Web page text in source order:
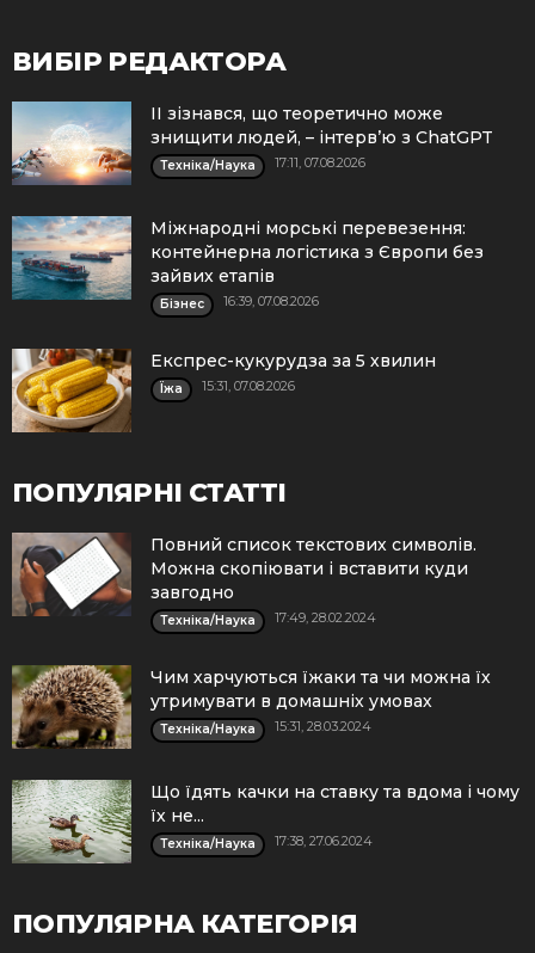
ВИБІР РЕДАКТОРА
ІІ зізнався, що теоретично може
знищити людей, – інтерв’ю з ChatGPT
Техніка/Наука 17:11, 07.08.2026
Міжнародні морські перевезення:
контейнерна логістика з Європи без
зайвих етапів
Бізнес 16:39, 07.08.2026
Експрес-кукурудза за 5 хвилин
Їжа 15:31, 07.08.2026
ПОПУЛЯРНІ СТАТТІ
Повний список текстових символів.
Можна скопіювати і вставити куди
завгодно
Техніка/Наука 17:49, 28.02.2024
Чим харчуються їжаки та чи можна їх
утримувати в домашніх умовах
Техніка/Наука 15:31, 28.03.2024
Що їдять качки на ставку та вдома і чому
їх не...
Техніка/Наука 17:38, 27.06.2024
ПОПУЛЯРНА КАТЕГОРІЯ